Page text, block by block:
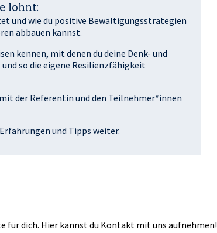
lohnt:
und wie du positive Bewältigungsstrategien
abbauen kannst.
kennen, mit denen du deine Denk- und
so die eigene Resilienzfähigkeit
der Referentin und den Teilnehmer*innen
und Tipps weiter.
für dich. Hier kannst du Kontakt mit uns aufnehmen!